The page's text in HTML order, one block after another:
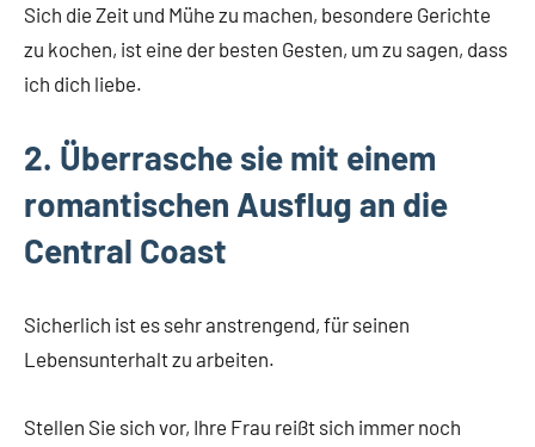
Sich die Zeit und Mühe zu machen, besondere Gerichte
zu kochen, ist eine der besten Gesten, um zu sagen, dass
ich dich liebe.
2. Überrasche sie mit einem
romantischen Ausflug an die
Central Coast
Sicherlich ist es sehr anstrengend, für seinen
Lebensunterhalt zu arbeiten.
Stellen Sie sich vor, Ihre Frau reißt sich immer noch